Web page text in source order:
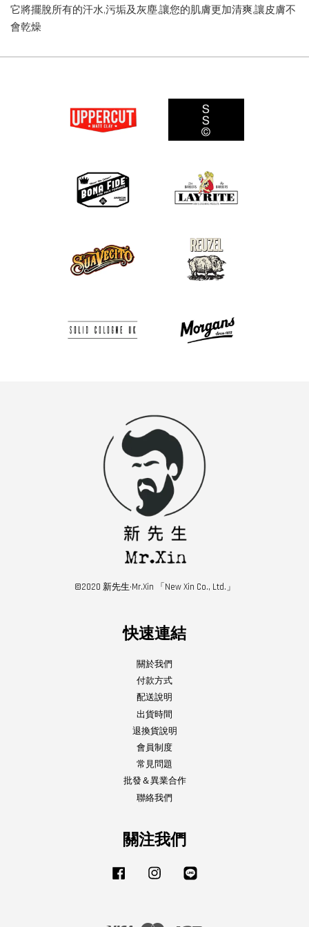
它將擺脫所有的汗水,污垢及灰塵,讓您的肌膚更加清爽,讓皮膚不
會乾燥
©2020 新先生·Mr.Xin 「New Xin Co., Ltd.」
快速連結
關於我們
付款方式
配送說明
出貨時間
退換貨說明
會員制度
常見問題
批發＆異業合作
聯絡我們
關注我們
Facebook Instagram